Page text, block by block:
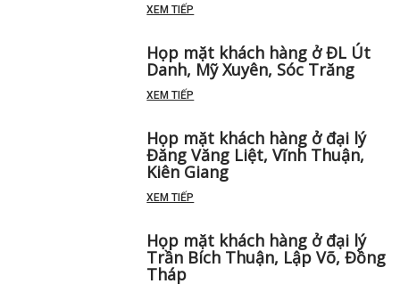
XEM TIẾP
Họp mặt khách hàng ở ĐL Út
Danh, Mỹ Xuyên, Sóc Trăng
XEM TIẾP
Họp mặt khách hàng ở đại lý
Đăng Văng Liệt, Vĩnh Thuận,
Kiên Giang
XEM TIẾP
Họp mặt khách hàng ở đại lý
Trần Bích Thuận, Lập Võ, Đồng
Tháp